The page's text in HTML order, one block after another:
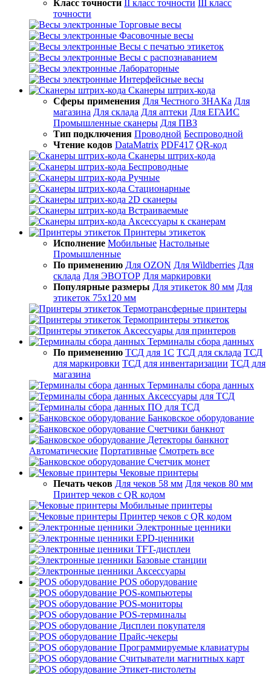
Класс точности II класс точности III класс
точности
Торговые весы
Фасовочные весы
Весы с печатью этикеток
Весы с распознаванием
Лабораторные
Интерфейсные весы
Сканеры штрих-кода
Сферы применения Для Честного ЗНАКа Для
магазина Для склада Для аптеки Для ЕГАИС
Промышленные сканеры Для ПВЗ
Тип подключения Проводной Беспроводной
Чтение кодов DataMatrix PDF417 QR-код
Сканеры штрих-кода
Беспроводные
Ручные
Стационарные
2D сканеры
Встраиваемые
Аксессуары к сканерам
Принтеры этикеток
Исполнение Мобильные Настольные
Промышленные
По применению Для OZON Для Wildberries Для
склада Для ЭВОТОР Для маркировки
Популярные размеры Для этикеток 80 мм Для
этикеток 75х120 мм
Термотрансферные принтеры
Термопринтеры этикеток
Аксессуары для принтеров
Терминалы сбора данных
По применению ТСД для 1С ТСД для склада ТСД
для маркировки ТСД для инвентаризации ТСД для
магазина
Терминалы сбора данных
Аксессуары для ТСД
ПО для ТСД
Банковское оборудование
Счетчики банкнот
Детекторы банкнот
Автоматические Портативные Смотреть все
Счетчик монет
Чековые принтеры
Печать чеков Для чеков 58 мм Для чеков 80 мм
Принтер чеков с QR кодом
Мобильные принтеры
Принтер чеков с QR кодом
Электронные ценники
EPD-ценники
TFT-дисплеи
Базовые станции
Аксессуары
POS оборудование
POS-компьютеры
POS-мониторы
POS-терминалы
Дисплеи покупателя
Прайс-чекеры
Программируемые клавиатуры
Считыватели магнитных карт
Этикет-пистолеты